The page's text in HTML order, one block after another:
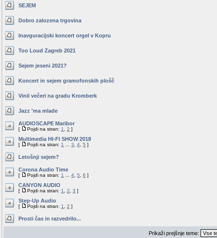
SEJEM
Dobro zalozena trgovina
Inavguracijski koncert orgel v Kopru
Too Loud Zagreb 2021
Sejem jeseni 2021?
Koncert in sejem gramofonskih plošč
Vinil večeri na gradu Kromberk
Jazz 'ma mlade
AUDIOSCAPE Maribor
[ Pojdi na stran: 1 2 ]
Multimedia HI-FI SHOW 2018
[ Pojdi na stran: 1 3 4 5 ]
Letošnji sejem?
Corona Audio Time
[ Pojdi na stran: 1 4 5 6 ]
CANYON AUDIO
[ Pojdi na stran: 1 2 3 ]
Step-Up Audio
[ Pojdi na stran: 1 2 ]
Prosti čas in razvedrilo...
Prikaži prejšnje teme: